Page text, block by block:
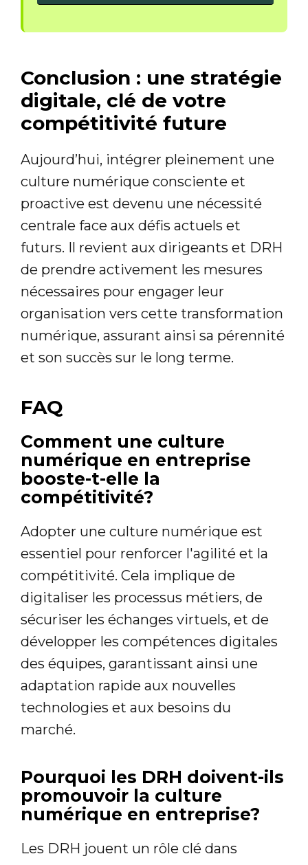
Conclusion : une stratégie
digitale, clé de votre
compétitivité future
Aujourd’hui, intégrer pleinement une
culture numérique consciente et
proactive est devenu une nécessité
centrale face aux défis actuels et
futurs. Il revient aux dirigeants et DRH
de prendre activement les mesures
nécessaires pour engager leur
organisation vers cette transformation
numérique, assurant ainsi sa pérennité
et son succès sur le long terme.
FAQ
Comment une culture
numérique en entreprise
booste-t-elle la
compétitivité?
Adopter une culture numérique est
essentiel pour renforcer l'agilité et la
compétitivité. Cela implique de
digitaliser les processus métiers, de
sécuriser les échanges virtuels, et de
développer les compétences digitales
des équipes, garantissant ainsi une
adaptation rapide aux nouvelles
technologies et aux besoins du
marché.
Pourquoi les DRH doivent-ils
promouvoir la culture
numérique en entreprise?
Les DRH jouent un rôle clé dans